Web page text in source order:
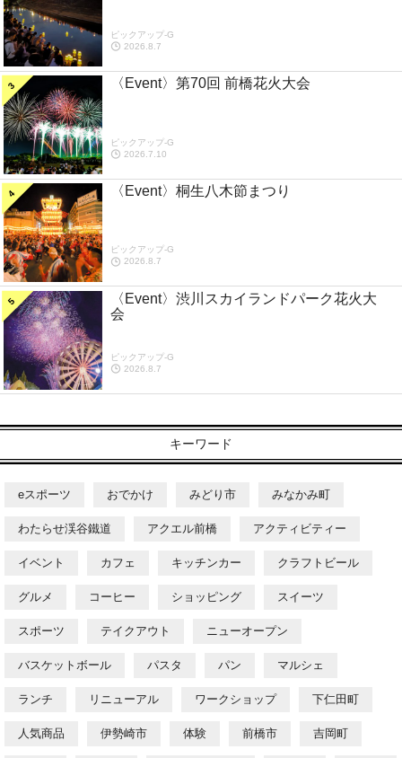
ピックアップ-G
2026.8.7
〈Event〉第70回 前橋花火大会
ピックアップ-G
2026.7.10
〈Event〉桐生八木節まつり
ピックアップ-G
2026.8.7
〈Event〉渋川スカイランドパーク花火大
会
ピックアップ-G
2026.8.7
キーワード
eスポーツ おでかけ みどり市 みなかみ町
わたらせ渓谷鐵道 アクエル前橋 アクティビティー
イベント カフェ キッチンカー クラフトビール
グルメ コーヒー ショッピング スイーツ
スポーツ テイクアウト ニューオープン
バスケットボール パスタ パン マルシェ
ランチ リニューアル ワークショップ 下仁田町
人気商品 伊勢崎市 体験 前橋市 吉岡町